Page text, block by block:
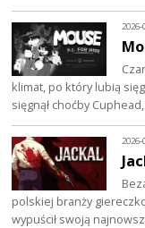
2026-
klimat, po który lubią
sięgnął choćby
polskiej branży
wypuścił swoją